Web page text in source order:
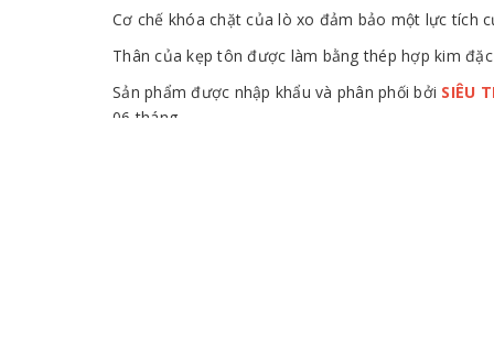
Cơ chế khóa chặt của lò xo đảm bảo một lực tích
Thân của kẹp tôn được làm bằng thép hợp kim
Sản phẩm được nhập khẩu và phân phối bởi SIÊU
06 tháng.